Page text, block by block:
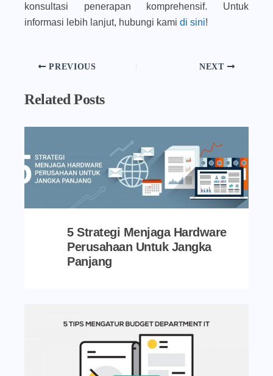
konsultasi penerapan komprehensif. Untuk
informasi lebih lanjut, hubungi kami di sini!
PREVIOUS NEXT
Related Posts
5 Strategi Menjaga Hardware
Perusahaan Untuk Jangka
Panjang